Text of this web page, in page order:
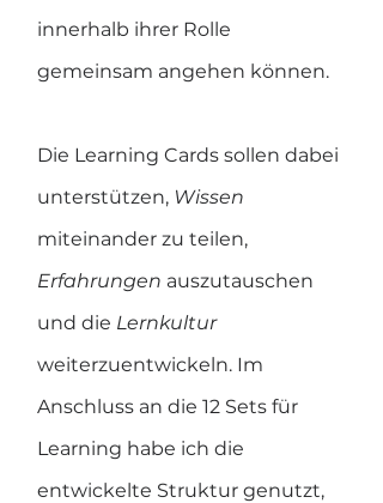
innerhalb ihrer Rolle
gemeinsam angehen können.
Die Learning Cards sollen dabei
unterstützen, Wissen
miteinander zu teilen,
Erfahrungen auszutauschen
und die Lernkultur
weiterzuentwickeln. Im
Anschluss an die 12 Sets für
Learning habe ich die
entwickelte Struktur genutzt,